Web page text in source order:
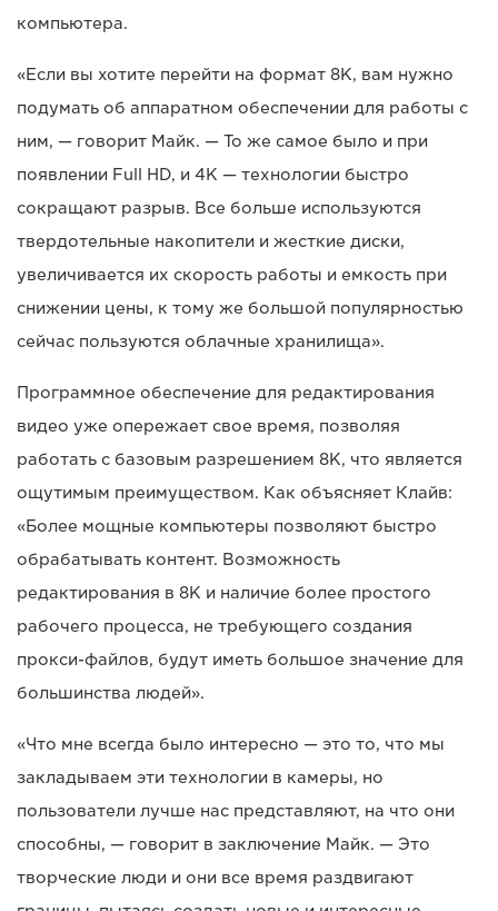
компьютера.
«Если вы хотите перейти на формат 8K, вам нужно
подумать об аппаратном обеспечении для работы с
ним, — говорит Майк. — То же самое было и при
появлении Full HD, и 4K — технологии быстро
сокращают разрыв. Все больше используются
твердотельные накопители и жесткие диски,
увеличивается их скорость работы и емкость при
снижении цены, к тому же большой популярностью
сейчас пользуются облачные хранилища».
Программное обеспечение для редактирования
видео уже опережает свое время, позволяя
работать с базовым разрешением 8K, что является
ощутимым преимуществом. Как объясняет Клайв:
«Более мощные компьютеры позволяют быстро
обрабатывать контент. Возможность
редактирования в 8K и наличие более простого
рабочего процесса, не требующего создания
прокси-файлов, будут иметь большое значение для
большинства людей».
«Что мне всегда было интересно — это то, что мы
закладываем эти технологии в камеры, но
пользователи лучше нас представляют, на что они
способны, — говорит в заключение Майк. — Это
творческие люди и они все время раздвигают